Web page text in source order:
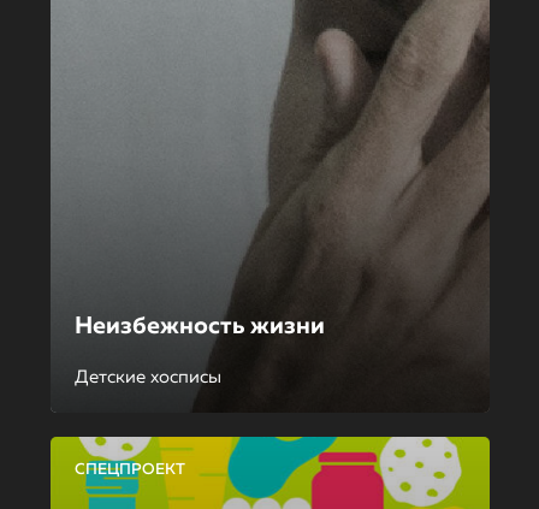
Неизбежность жизни
Детские хосписы
СПЕЦПРОЕКТ